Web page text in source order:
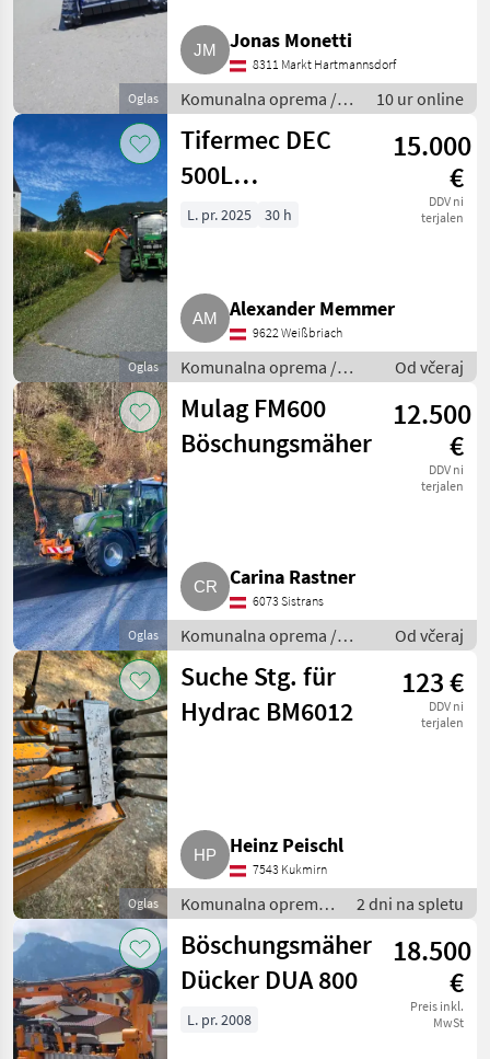
Mulag
6
Tifermec
2
Prikaži
vse
(19)
MARKETPLACE
Marketplace
Ponudbe
trgovcev
Mali
oglasi
Oglas
Jonas Monetti
8311 Markt Hartmannsdorf
Komunalna oprema /
Kosilnica za brežine
10 ur online
Oglas
Tifermec DEC
500L
Böschungsmäher,
15.000
€
DDV ni
terjalen
L. pr. 2025 30 h
Alexander Memmer
9622 Weißbriach
Komunalna oprema /
Kosilnica za brežine
Od včeraj
Oglas
Mulag FM600
Böschungsmäher
12.500
€
DDV ni
terjalen
Carina Rastner
6073 Sistrans
Komunalna oprema /
Kosilnica za brežine
Od včeraj
Oglas
Suche Stg. für
Hydrac BM6012
123 €
DDV ni
terjalen
Heinz Peischl
7543 Kukmirn
Komunalna oprema
/ Kosilnica za brežine
2 dni na spletu
Böschungsmäher
Dücker DUA 800
18.500
€
Preis inkl.
MwSt
L. pr. 2008